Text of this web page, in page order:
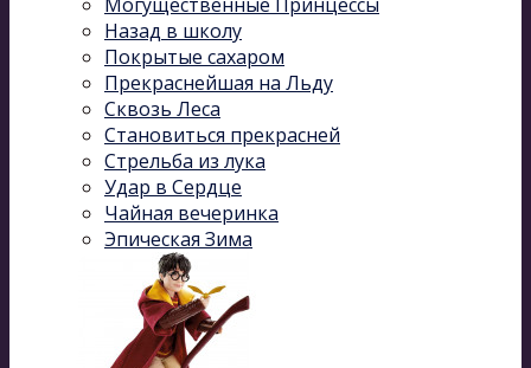
Назад в школу
Покрытые сахаром
Прекраснейшая на Льду
Сквозь Леса
Становиться прекрасней
Стрельба из лука
Удар в Сердце
Чайная вечеринка
Эпическая Зима